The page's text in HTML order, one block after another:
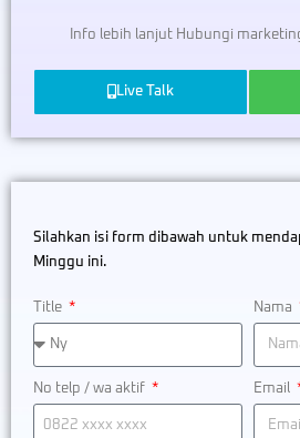
Info lebih lanjut Hubungi
Live Talk
Silahkan isi form dibawah untuk
Minggu ini.
Title Nama
No telp / wa aktif Email